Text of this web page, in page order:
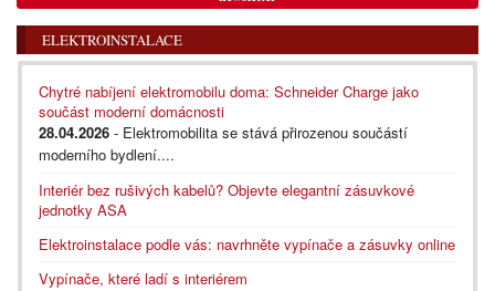
ELEKTROINSTALACE
Chytré nabíjení elektromobilu doma: Schneider Charge jako
součást moderní domácnosti
28.04.2026 - Elektromobilita se stává přirozenou součástí
moderního bydlení....
Interiér bez rušivých kabelů? Objevte elegantní zásuvkové
jednotky ASA
Elektroinstalace podle vás: navrhněte vypínače a zásuvky online
Vypínače, které ladí s interiérem